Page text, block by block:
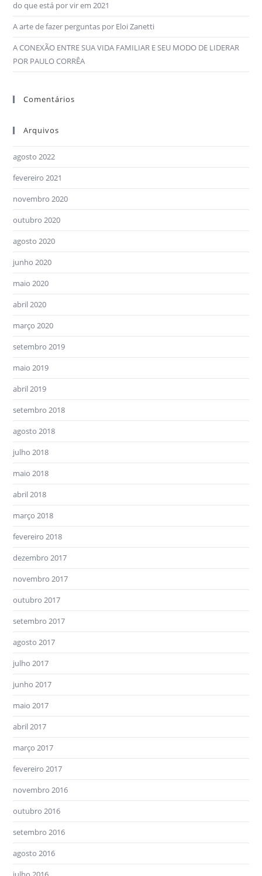
do que está por vir em 2021
A arte de fazer perguntas por Eloi Zanetti
A CONEXÃO ENTRE SUA VIDA FAMILIAR E SEU MODO DE LIDERAR
POR PAULO CORRÊA
Comentários
Arquivos
agosto 2022
fevereiro 2021
novembro 2020
outubro 2020
agosto 2020
junho 2020
maio 2020
abril 2020
março 2020
setembro 2019
maio 2019
abril 2019
setembro 2018
agosto 2018
julho 2018
maio 2018
abril 2018
março 2018
fevereiro 2018
dezembro 2017
novembro 2017
outubro 2017
setembro 2017
agosto 2017
julho 2017
junho 2017
maio 2017
abril 2017
março 2017
fevereiro 2017
novembro 2016
outubro 2016
setembro 2016
agosto 2016